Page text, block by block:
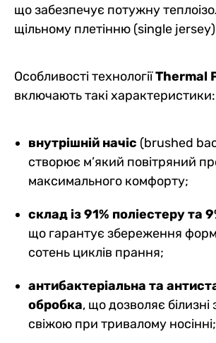
що забезпечує потужну
щільному плетінню (single jersey)
Особливості технологіїThermal
включають такі характеристики:
внутрішній начіс (brushed
створює м’який повітряний
максимального комфорту;
склад із 91% поліестеру та
що гарантує збереження
сотень циклів прання;
антибактеріальна та
обробка, що дозволяє
свіжою при тривалому носінні;